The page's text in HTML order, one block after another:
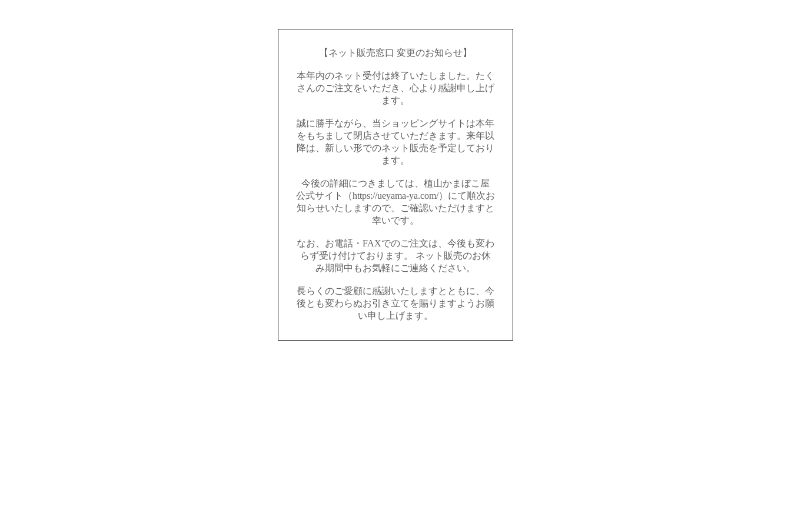
【ネット販売窓口 変更のお知らせ】
本年内のネット受付は終了いたしました。たく
さんのご注文をいただき、心より感謝申し上げ
ます。
誠に勝手ながら、当ショッピングサイトは本年
をもちまして閉店させていただきます。来年以
降は、新しい形でのネット販売を予定しており
ます。
今後の詳細につきましては、植山かまぼこ屋
公式サイト（https://ueyama-ya.com/）にて順次お
知らせいたしますので、ご確認いただけますと
幸いです。
なお、お電話・FAXでのご注文は、今後も変わ
らず受け付けております。 ネット販売のお休
み期間中もお気軽にご連絡ください。
長らくのご愛顧に感謝いたしますとともに、今
後とも変わらぬお引き立てを賜りますようお願
い申し上げます。